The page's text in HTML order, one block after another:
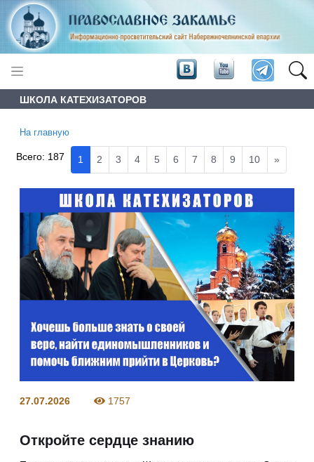
ШКОЛА КАТЕХИЗАТОРОВ
На главную
Всего: 187 1 2 3 4 5 6 7 8 9 10 »
27.07.2026 1757
Откройте сердце знанию